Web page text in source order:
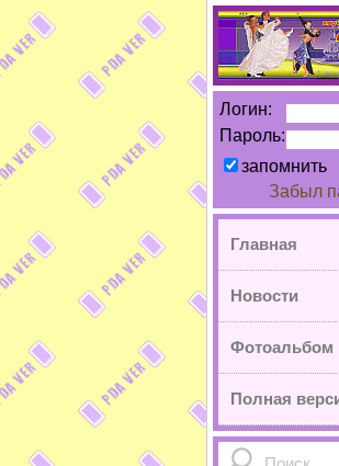
Логин:
Пароль:
запомнить
Забыл
Главная
Новости
Фотоальбом
Полная